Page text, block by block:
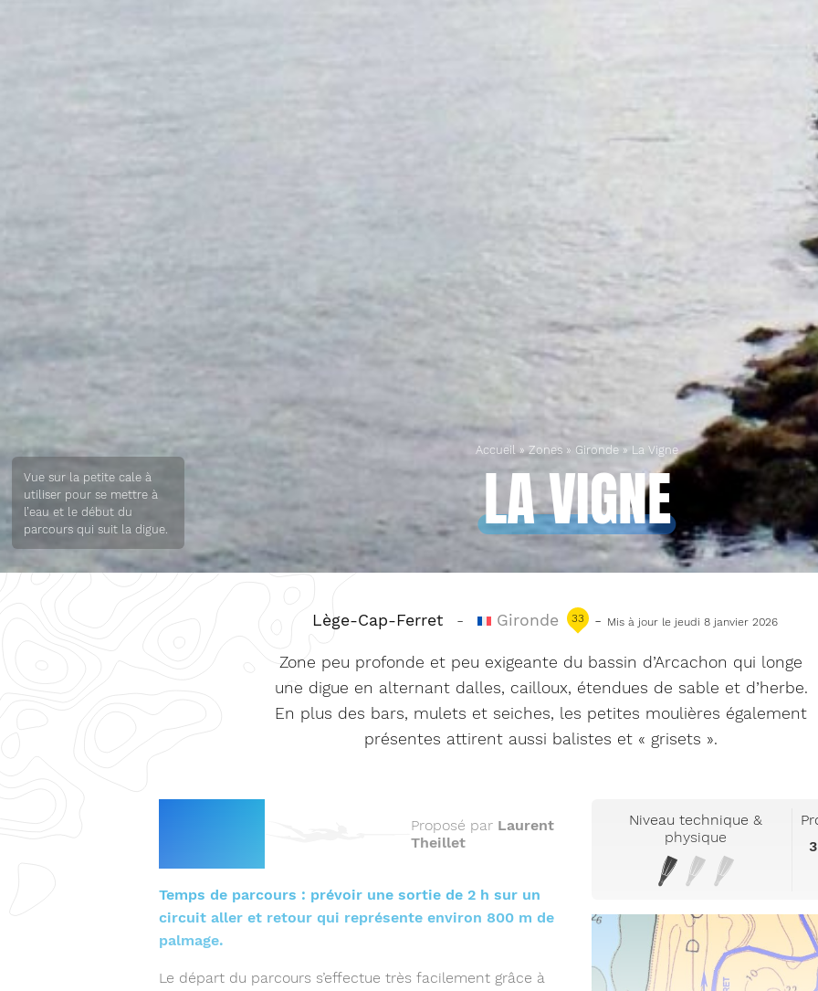
Accueil »Zones » Gironde » La Vigne
LA VIGNE
Vue sur la petite cale à
utiliser pour se mettre à
l’eau et le début du
parcours qui suit la digue.
Lège-Cap-Ferret - Gironde 33 - Mis à jour le jeudi 8 janvier 2026
Zone peu profonde et peu exigeante du bassin d’Arcachon qui longe
une digue en alternant dalles, cailloux, étendues de sable et d’herbe.
En plus des bars, mulets et seiches, les petites moulières également
présentes attirent aussi balistes et « grisets ».
Proposé par Laurent
Theillet
Temps de parcours : prévoir une sortie de 2 h sur un
circuit aller et retour qui représente environ 800 m de
palmage.
Le départ du parcours s’effectue très facilement grâce à
Niveau technique &
physique